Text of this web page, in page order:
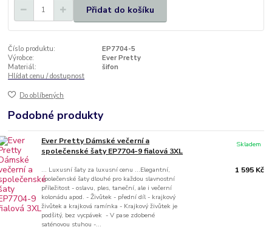
Přidat do košíku
Číslo produktu:
EP7704-5
Výrobce:
Ever Pretty
Materiál:
šifon
Hlídat cenu / dostupnost
Do oblíbených
Podobné produkty
Ever Pretty Dámské večerní a
společenské šaty EP7704-9 fialová 3XL
... Luxusní šaty za luxusní cenu ...Elegantní,
společenské šaty dlouhé pro každou slavnostní
příležitost - oslavu, ples, taneční, ale i večerní
kolonádu apod. - Živůtek - přední díl - krajkový
živůtek a krajková ramínka - Krajkový živůtek je
podšitý, bez vycpávek - V pase zdobené
saténovou stuhou -...
1 595 Kč
Skladem